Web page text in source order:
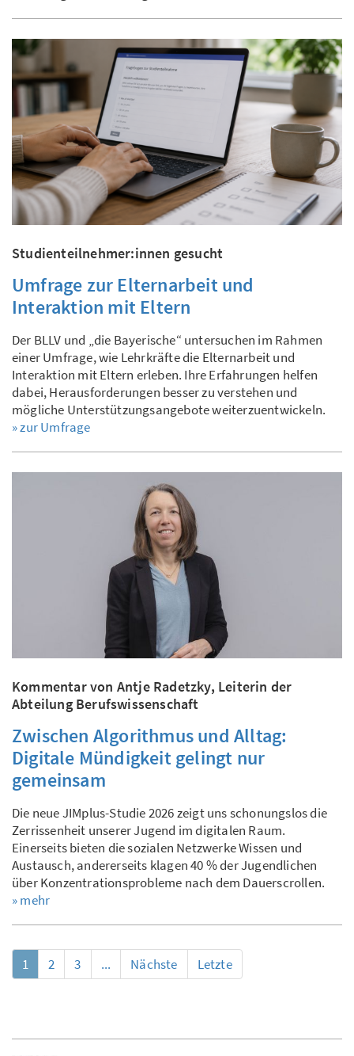
Studienteilnehmer:innen gesucht
Umfrage zur Elternarbeit und
Interaktion mit Eltern
Der BLLV und „die Bayerische“ untersuchen im Rahmen
einer Umfrage, wie Lehrkräfte die Elternarbeit und
Interaktion mit Eltern erleben. Ihre Erfahrungen helfen
dabei, Herausforderungen besser zu verstehen und
mögliche Unterstützungsangebote weiterzuentwickeln.
» zur Umfrage
Kommentar von Antje Radetzky, Leiterin der
Abteilung Berufswissenschaft
Zwischen Algorithmus und Alltag:
Digitale Mündigkeit gelingt nur
gemeinsam
Die neue JIMplus-Studie 2026 zeigt uns schonungslos die
Zerrissenheit unserer Jugend im digitalen Raum.
Einerseits bieten die sozialen Netzwerke Wissen und
Austausch, andererseits klagen 40 % der Jugendlichen
über Konzentrationsprobleme nach dem Dauerscrollen.
» mehr
1 2 3 ... Nächste Letzte